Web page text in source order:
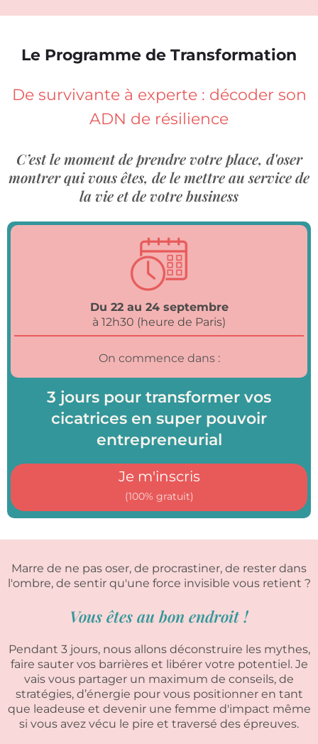
Le Programme de Transformation
De survivante à experte : décoder son
ADN de résilience
C’est le moment de prendre votre place, d'oser
montrer qui vous êtes, de le mettre au service de
la vie et de votre business
3 jours pour transformer vos
cicatrices en super pouvoir
entrepreneurial
Je m'inscris
(100% gratuit)
Du 22 au 24 septembre
à 12h30 (heure de Paris)
On commence dans :
Marre de ne pas oser, de procrastiner, de rester dans
l'ombre, de sentir qu'une force invisible vous retient ?
Vous êtes au bon endroit !
Pendant 3 jours, nous allons déconstruire les mythes,
faire sauter vos barrières et libérer votre potentiel. Je
vais vous partager un maximum de conseils, de
stratégies, d’énergie pour vous positionner en tant
que leadeuse et devenir une femme d'impact même
si vous avez vécu le pire et traversé des épreuves.